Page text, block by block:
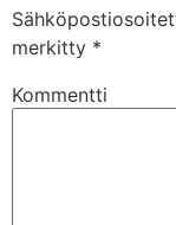
merkitty *
Kommentti